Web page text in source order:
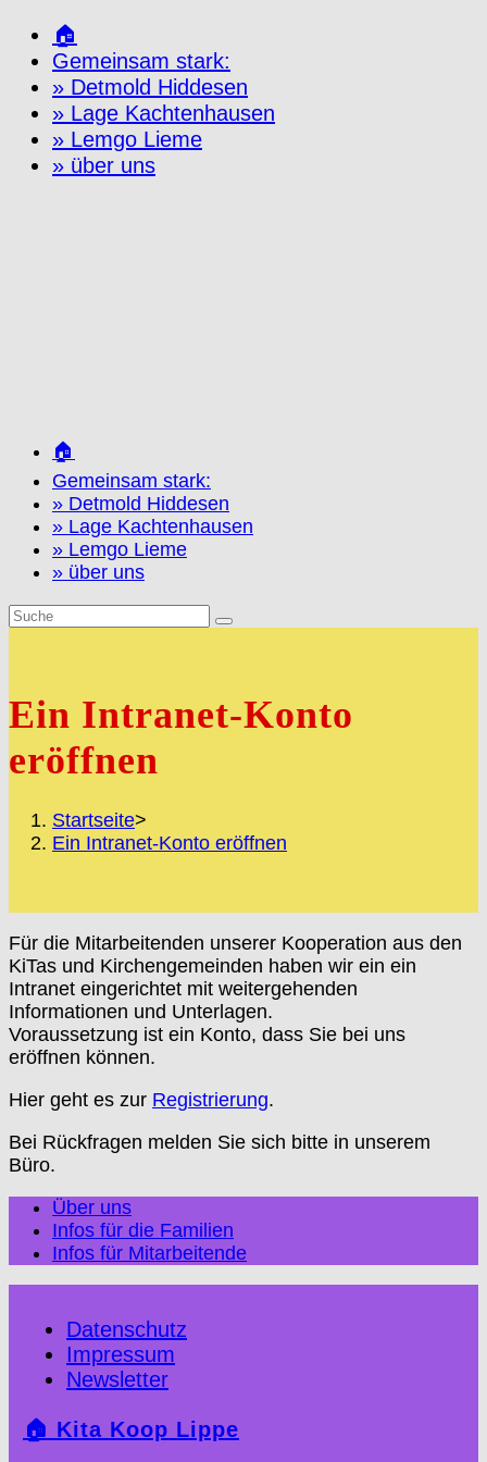
Zum
Inhalt
springen
🏠
Gemeinsam stark:
» Detmold Hiddesen
» Lage Kachtenhausen
» Lemgo Lieme
» über uns
🏠
Gemeinsam stark:
» Detmold Hiddesen
» Lage Kachtenhausen
» Lemgo Lieme
» über uns
Ein Intranet-Konto
eröffnen
Startseite>
Ein Intranet-Konto eröffnen
Für die Mitarbeitenden unserer Kooperation aus den
KiTas und Kirchengemeinden haben wir ein ein
Intranet eingerichtet mit weitergehenden
Informationen und Unterlagen.
Voraussetzung ist ein Konto, dass Sie bei uns
eröffnen können.
Hier geht es zur Registrierung.
Bei Rückfragen melden Sie sich bitte in unserem
Büro.
Über uns
Infos für die Familien
Infos für Mitarbeitende
Datenschutz
Impressum
Newsletter
🏠 Kita Koop Lippe